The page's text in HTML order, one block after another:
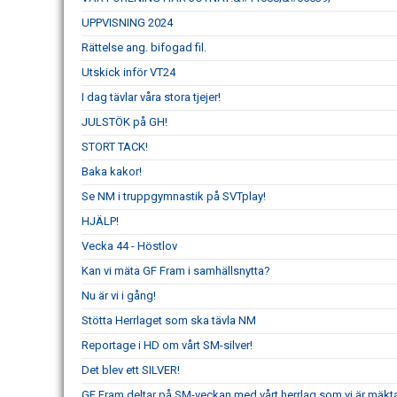
UPPVISNING 2024
Rättelse ang. bifogad fil.
Utskick inför VT24
I dag tävlar våra stora tjejer!
JULSTÖK på GH!
STORT TACK!
Baka kakor!
Se NM i truppgymnastik på SVTplay!
HJÄLP!
Vecka 44 - Höstlov
Kan vi mäta GF Fram i samhällsnytta?
Nu är vi i gång!
Stötta Herrlaget som ska tävla NM
Reportage i HD om vårt SM-silver!
Det blev ett SILVER!